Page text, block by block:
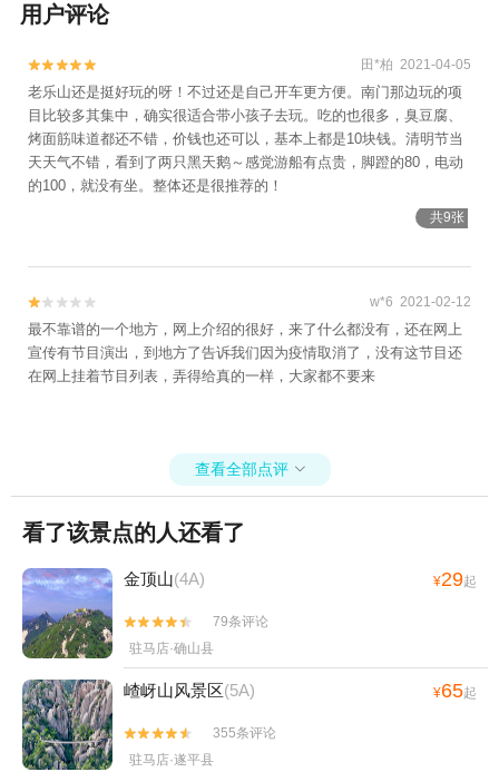
用户评论

 田*柏 2021-04-05
老乐山还是挺好玩的呀！不过还是自己开车更方便。南门那边玩的项
目比较多其集中，确实很适合带小孩子去玩。吃的也很多，臭豆腐、
烤面筋味道都还不错，价钱也还可以，基本上都是10块钱。清明节当
天天气不错，看到了两只黑天鹅～感觉游船有点贵，脚蹬的80，电动
的100，就没有坐。整体还是很推荐的！
共9张

 w*6 2021-02-12
最不靠谱的一个地方，网上介绍的很好，来了什么都没有，还在网上
宣传有节目演出，到地方了告诉我们因为疫情取消了，没有这节目还
在网上挂着节目列表，弄得给真的一样，大家都不要来
查看全部点评 
看了该景点的人还看了
金顶山(4A) ¥29起


79条评论
驻马店·确山县
嵖岈山风景区(5A) ¥65起


355条评论
驻马店·遂平县